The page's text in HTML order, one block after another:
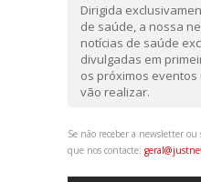
Dirigida
de saúde, a nossa
notícias de saúde
divulgadas em
os próximos
vão realizar.
Se não receber a newsletter
que nos contacte: